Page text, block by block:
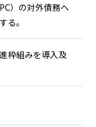
）の対外債務へ
る。
枠組みを導入及